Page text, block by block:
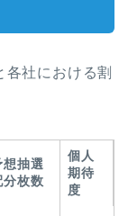
各社における割
想抽選
分枚数
個人
期待
度